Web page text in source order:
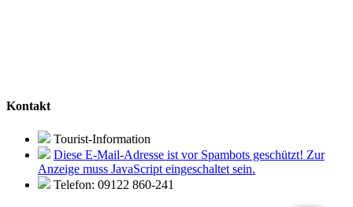
Kontakt
Tourist-Information
Diese E-Mail-Adresse ist vor Spambots geschützt! Zur
Anzeige muss JavaScript eingeschaltet sein.
Telefon: 09122 860-241